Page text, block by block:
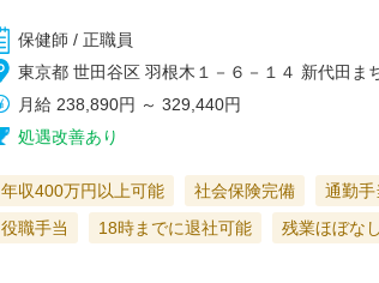
保健師 / 正職員
東京都 世田谷区 羽根木１－６－１４ 新代田ま
月給 238,890円 ～329,440円
処遇改善あり
年収400万円以上可能 社会保険完備 通勤手
役職手当
18時までに退社可能 残業ほぼなし